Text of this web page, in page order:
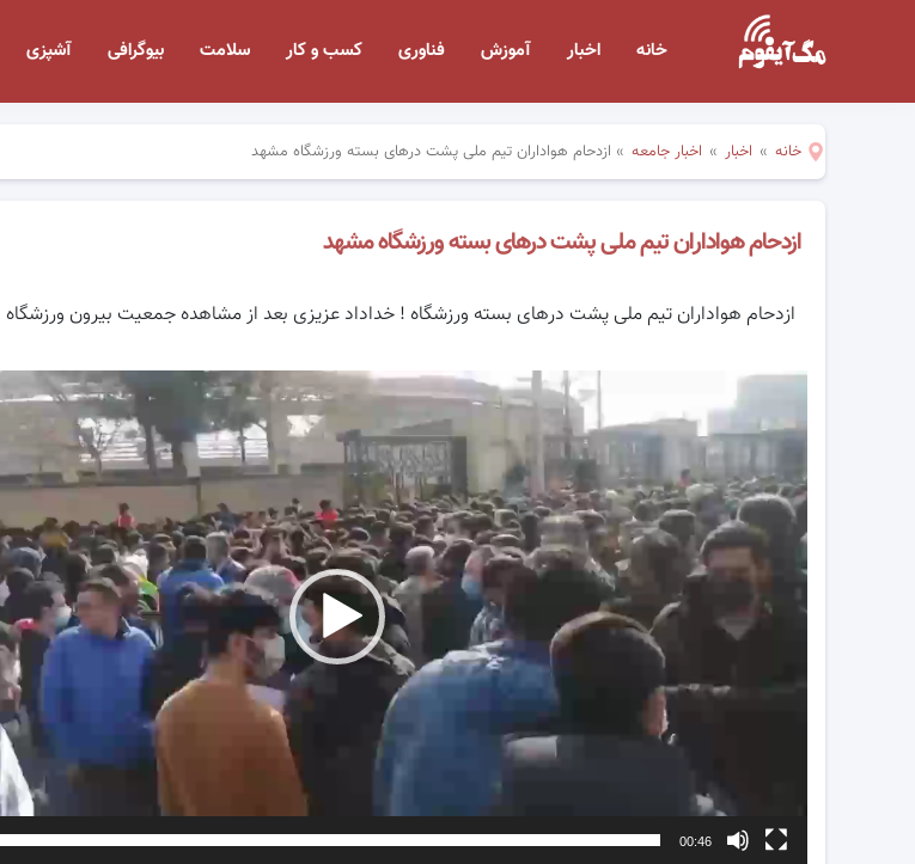
خانه اخبار آموزش فناوری کسب و کار سلامت بیوگرافی آشپزی
خانه » اخبار » اخبار جامعه » ازدحام هواداران تیم ملی پشت درهای بسته ورزشگاه مشهد
ازدحام هواداران تیم ملی پشت درهای بسته ورزشگاه مشهد
ازدحام هواداران تیم ملی پشت درهای بسته ورزشگاه ! خداداد عزیزی بعد از مشاهده جمعیت بیرون
نمایشگر
00:46